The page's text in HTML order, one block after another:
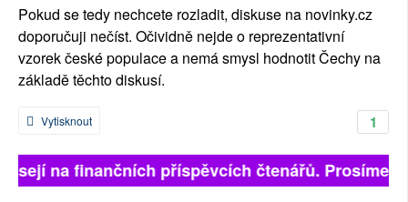
Pokud se tedy nechcete rozladit, diskuse na novinky.cz
doporučuji nečíst. Očividně nejde o reprezentativní
vzorek české populace a nemá smysl hodnotit Čechy na
základě těchto diskusí.
1
Vytisknout
na finančních příspěvcích čtenářů. Prosíme,